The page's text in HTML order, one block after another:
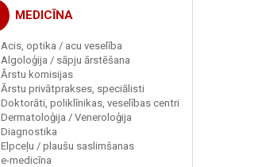
MEDICĪNA
Acis, optika / acu veselība
Algoloģija / sāpju ārstēšana
Ārstu komisijas
Ārstu privātprakses, speciālisti
Doktorāti, poliklīnikas, veselības centri
Dermatoloģija / Veneroloģija
Diagnostika
Elpceļu / plaušu saslimšanas
e-medicīna